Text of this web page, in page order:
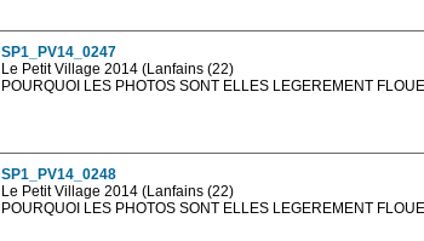
SP1_PV14_0247
Le Petit Village 2014 (Lanfains (22)
POURQUOI LES PHOTOS SONT ELLES LEGEREMENT
SP1_PV14_0248
Le Petit Village 2014 (Lanfains (22)
POURQUOI LES PHOTOS SONT ELLES LEGEREMENT